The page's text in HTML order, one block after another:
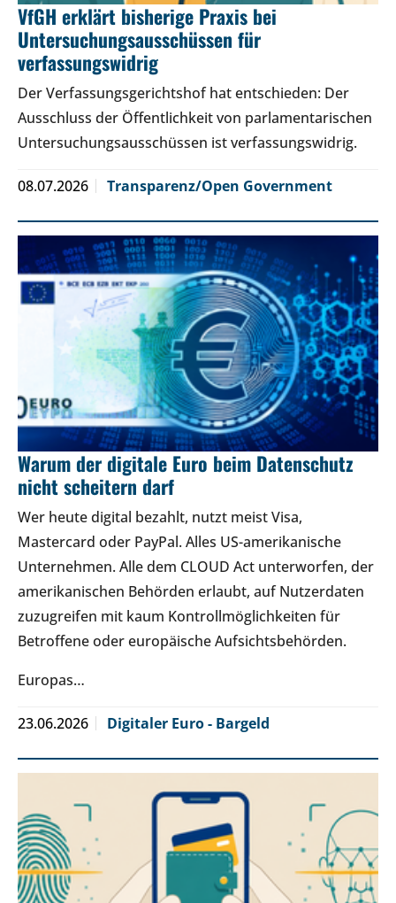
VfGH erklärt bisherige Praxis bei
Untersuchungsausschüssen für
verfassungswidrig
Der Verfassungsgerichtshof hat entschieden: Der
Ausschluss der Öffentlichkeit von parlamentarischen
Untersuchungsausschüssen ist verfassungswidrig.
08.07.2026 Transparenz/Open Government
Warum der digitale Euro beim Datenschutz
nicht scheitern darf
Wer heute digital bezahlt, nutzt meist Visa,
Mastercard oder PayPal. Alles US-amerikanische
Unternehmen. Alle dem CLOUD Act unterworfen, der
amerikanischen Behörden erlaubt, auf Nutzerdaten
zuzugreifen mit kaum Kontrollmöglichkeiten für
Betroffene oder europäische Aufsichtsbehörden.
Europas…
23.06.2026 Digitaler Euro - Bargeld